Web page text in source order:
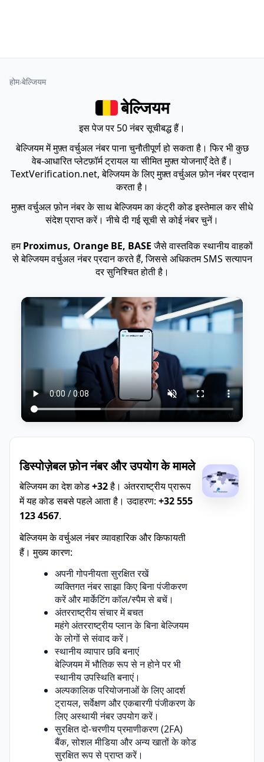
होम बेल्जियम
बेल्जियम
इस पेज पर 50 नंबर सूचीबद्ध हैं।
बेल्जियम में मुफ़्त वर्चुअल नंबर पाना चुनौतीपूर्ण हो सकता है। फिर भी कुछ
वेब-आधारित प्लेटफ़ॉर्म ट्रायल या सीमित मुफ़्त योजनाएँ देते हैं।
TextVerification.net, बेल्जियम के लिए मुफ़्त वर्चुअल फ़ोन नंबर प्रदान
करता है।
मुफ़्त वर्चुअल फ़ोन नंबर के साथ बेल्जियम का कंट्री कोड इस्तेमाल कर सीधे
संदेश प्राप्त करें। नीचे दी गई सूची से कोई नंबर चुनें।
हमProximus, Orange BE, BASEजैसे वास्तविक स्थानीय वाहकों
से बेल्जियम वर्चुअल नंबर प्रदान करते हैं, जिससे अधिकतम SMS सत्यापन
दर सुनिश्चित होती है।
डिस्पोज़ेबल फ़ोन नंबर और उपयोग के मामले
बेल्जियम का देश कोड+32है। अंतरराष्ट्रीय प्रारूप
में यह कोड सबसे पहले आता है। उदाहरण: +32 555
123 4567.
बेल्जियम के वर्चुअल नंबर व्यावहारिक और किफायती
हैं। मुख्य कारण:
अपनी गोपनीयता सुरक्षित रखें
व्यक्तिगत नंबर साझा किए बिना पंजीकरण
करें और मार्केटिंग कॉल/स्पैम से बचें।
अंतरराष्ट्रीय संचार में बचत
महंगे अंतरराष्ट्रीय प्लान के बिना बेल्जियम
के लोगों से संवाद करें।
स्थानीय व्यापार छवि बनाएं
बेल्जियम में भौतिक रूप से न होने पर भी
स्थानीय उपस्थिति बनाएं।
अल्पकालिक परियोजनाओं के लिए आदर्श
ट्रायल, सर्वेक्षण और एकबारगी पंजीकरण के
लिए अस्थायी नंबर उपयोग करें।
सुरक्षित दो-चरणीय प्रमाणीकरण (2FA)
बैंक, सोशल मीडिया और अन्य खातों के कोड
सुरक्षित रूप से प्राप्त करें।